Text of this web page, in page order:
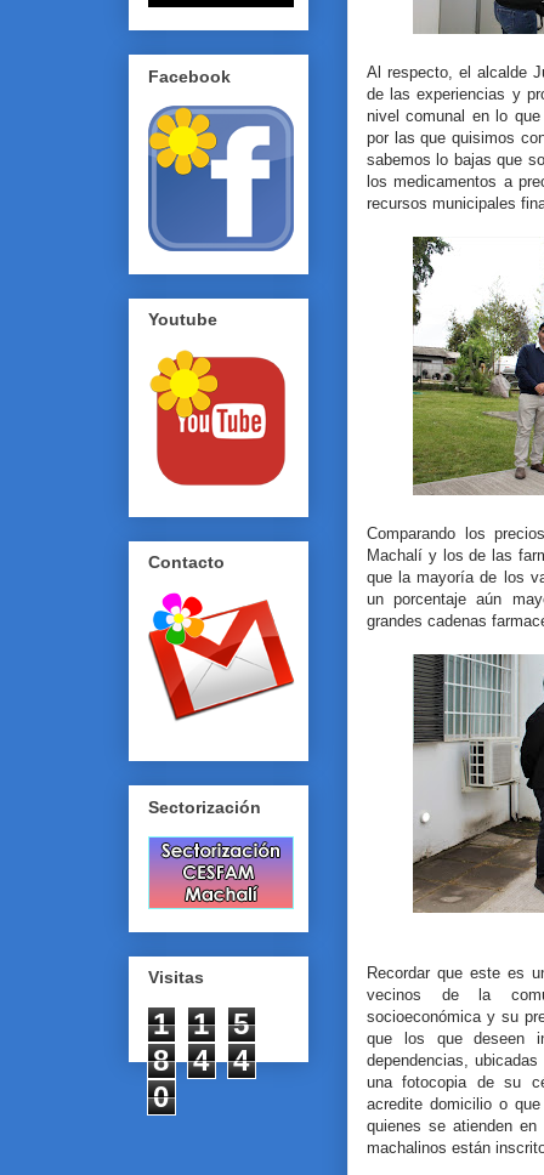
Al respecto, el alcalde
de las experiencias y
nivel comunal en lo
por las que quisimos
sabemos lo bajas que
los medicamentos a
recursos municipales
Comparando los
Machalí y los de las
que la mayoría de los
un porcentaje aún
grandes cadenas
Recordar que este es
vecinos de la
socioeconómica y su
que los que deseen
dependencias,
una fotocopia de su
acredite domicilio o
quienes se atienden
machalinos están
Facebook
Youtube
Contacto
Sectorización
Visitas
1 1
5
8
4
4
0